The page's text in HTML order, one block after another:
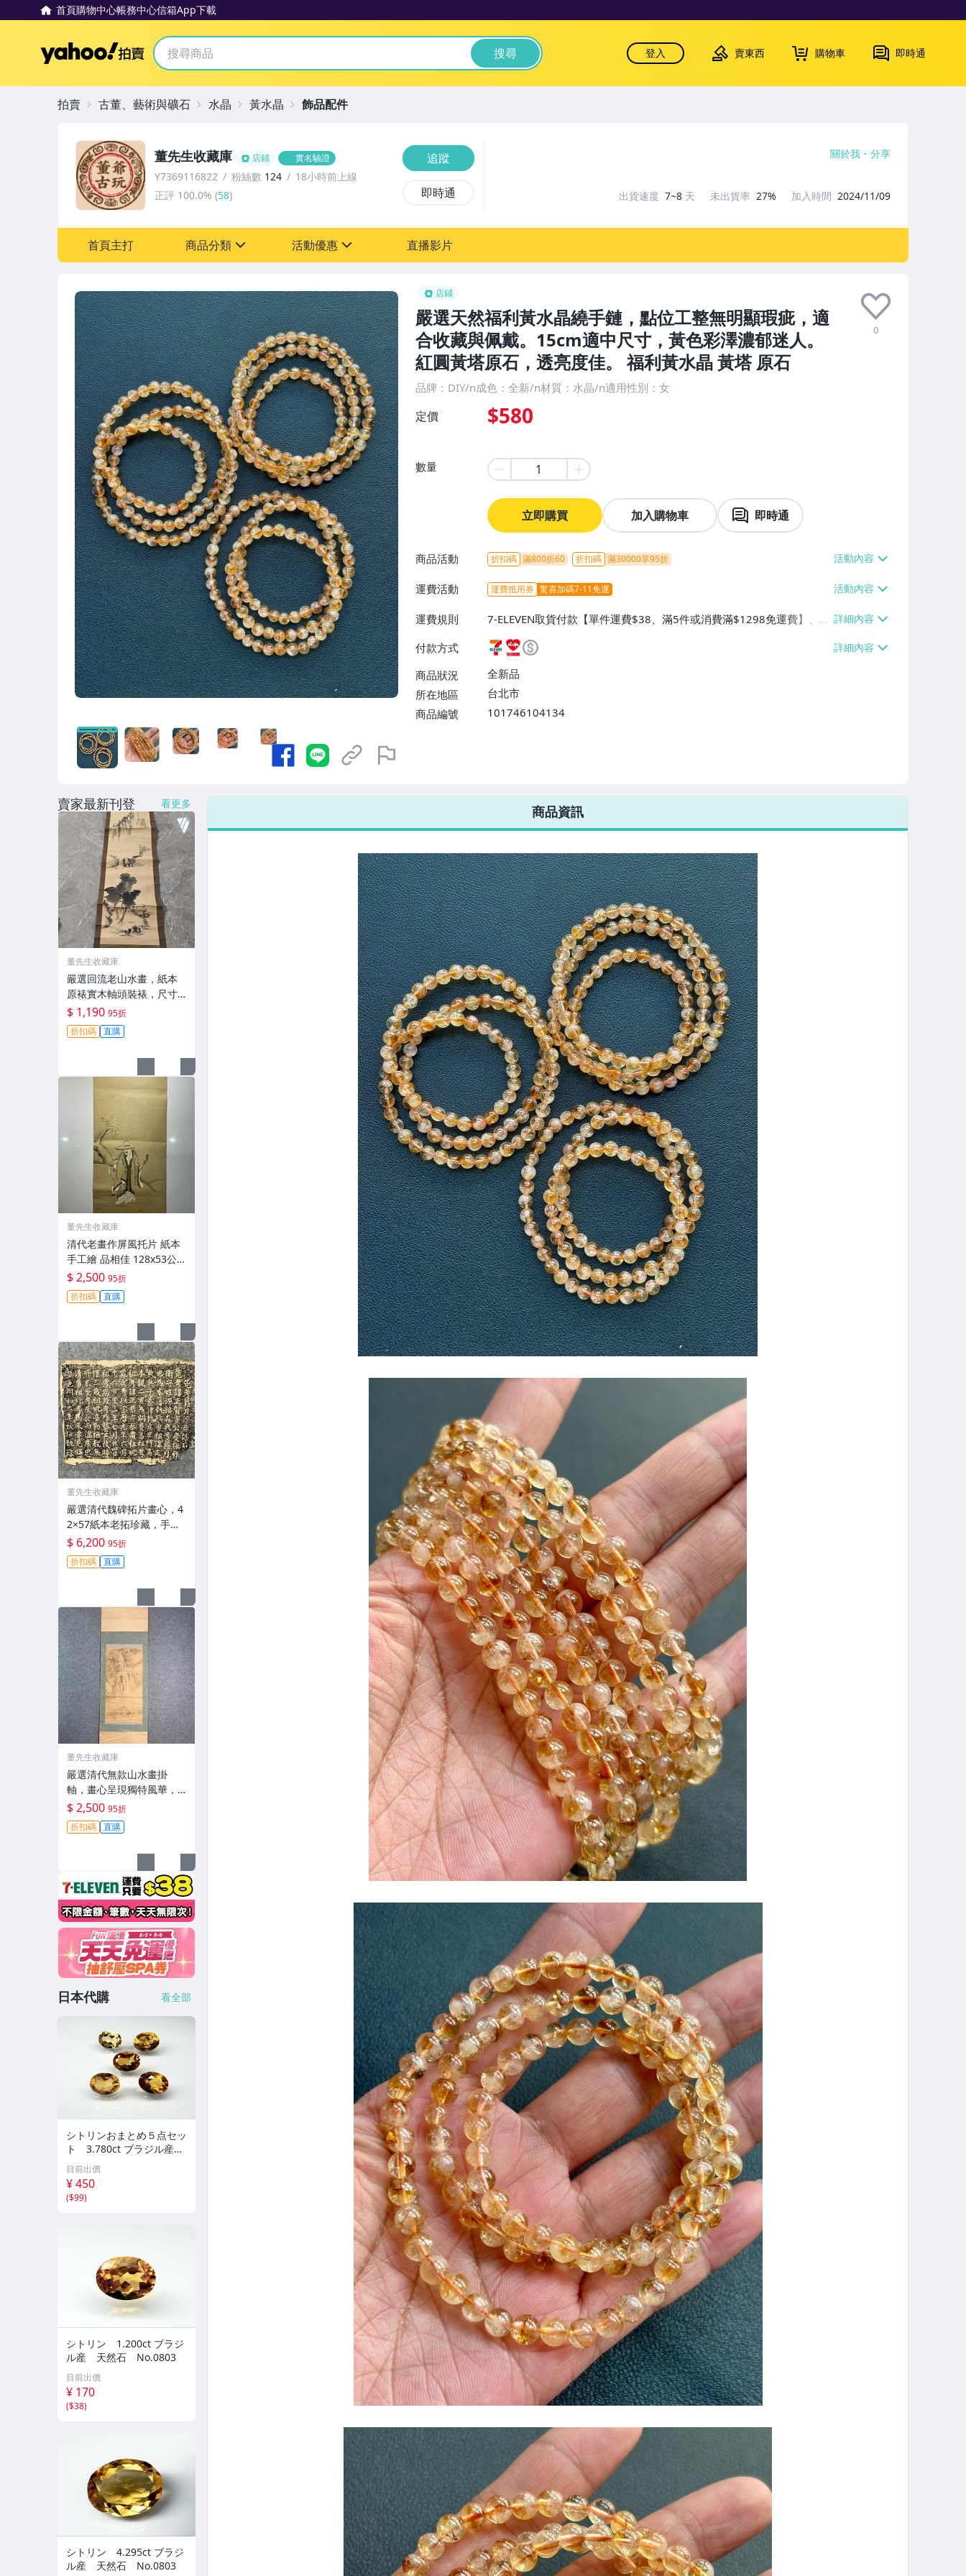
首頁購物中心帳務中心信箱App下載
Yahoo拍賣 搜尋 登入 賣東西 購物車 即時通
店鋪
嚴選天然福利黃水晶繞手鏈，點位工整無明顯瑕疵，適
合收藏與佩戴。15cm適中尺寸，黃色彩澤濃郁迷人。
紅圓黃塔原石，透亮度佳。 福利黃水晶 黃塔 原石
0
品牌：DIY/n成色：全新/n材質：水晶/n適用性別：女
定價 $580
數量
立即購買 加入購物車 即時通
商品活動 折扣碼 滿800折60 折扣碼 滿30000享95折
運費活動 運費抵用券 驚喜加碼7-11免運
運費規則
7-ELEVEN取貨付款【單件運費$38、滿5件或消費滿$1298免運費】、7-
ELEVEN取貨不付款【免運費】、萊爾富取貨付款【單件運費$60、滿5件
或消費滿$1298免運費】、宅配/貨運【單件運費$120、滿5件或消費滿
$1598免運費】
付款方式
商品狀況
全新品
所在地區
台北市
商品編號
101746104134
董先生收藏庫 店鋪 實名驗證
Y7369116822 粉絲數 124
18小時前上線
正評 100.0% (58)
追蹤
即時通
關於我 分享
出貨速度 7~8 天 未出貨率 27% 加入時間 2024/11/09
首頁主打 商品分類 活動優惠
[全店] 週年慶
直播影片
拍賣 古董、藝術與礦石 水晶 黃水晶 飾品配件
商品資訊
賣家最新刊登 看更多
董先生收藏庫
嚴選回流老山水畫，紙本
原裱實木軸頭裝裱，尺寸
公分精工呈現，章款自查
保真，等待收藏有緣人 紙
本水墨 四季山河 老畫品鑒
$ 1,190 95折
折扣碼 直購
董先生收藏庫
清代老畫作屏風托片 紙本
手工繪 品相佳 128x53公
分 收藏推薦 老畫作 屏風托
片 清代紙本 快遞到府品相
實物件
$ 2,500 95折
折扣碼 直購
董先生收藏庫
嚴選清代魏碑拓片畫心，4
2×57紙本老拓珍藏，手工
上色精細。老化破損古雅
風情。 魏碑拓片 法帖 拓摹
$ 6,200 95折
折扣碼 直購
董先生收藏庫
嚴選清代無款山水畫掛
軸，畫心呈現獨特風華，
盡顯Classic古雅之美。天
頭地頭及裱邊雖有微小破
損，畫心折痕與輕微磨
$ 2,500 95折
折扣碼 直購
日本代購 看全部
シトリンおまとめ５点セッ
ト 3.780ct ブラジル産
天然石 No.0804
目前出價
¥ 450
($99)
シトリン 1.200ct ブラジ
ル産 天然石 No.0803
目前出價
¥ 170
($38)
シトリン 4.295ct ブラジ
ル産 天然石 No.0803